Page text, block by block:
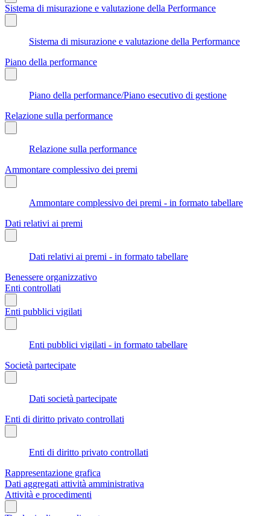
Sistema di misurazione e valutazione della Performance
Sistema di misurazione e valutazione della Performance
Piano della performance
Piano della performance/Piano esecutivo di gestione
Relazione sulla performance
Relazione sulla performance
Ammontare complessivo dei premi
Ammontare complessivo dei premi - in formato tabellare
Dati relativi ai premi
Dati relativi ai premi - in formato tabellare
Benessere organizzativo
Enti controllati
Enti pubblici vigilati
Enti pubblici vigilati - in formato tabellare
Società partecipate
Dati società partecipate
Enti di diritto privato controllati
Enti di diritto privato controllati
Rappresentazione grafica
Dati aggregati attività amministrativa
Attività e procedimenti